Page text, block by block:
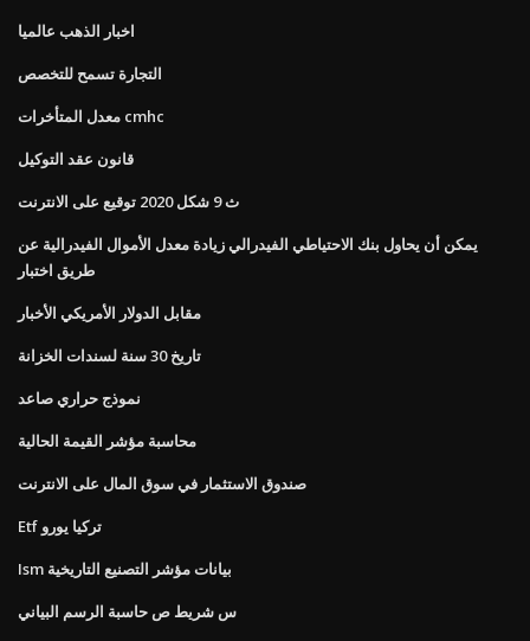
اخبار الذهب عالميا
التجارة تسمح للتخصص
معدل المتأخرات cmhc
قانون عقد التوكيل
ث 9 شكل 2020 توقيع على الانترنت
يمكن أن يحاول بنك الاحتياطي الفيدرالي زيادة معدل الأموال الفيدرالية عن
طريق اختبار
مقابل الدولار الأمريكي الأخبار
تاريخ 30 سنة لسندات الخزانة
نموذج حراري صاعد
محاسبة مؤشر القيمة الحالية
صندوق الاستثمار في سوق المال على الانترنت
Etf تركيا يورو
Ism بيانات مؤشر التصنيع التاريخية
س شريط ص حاسبة الرسم البياني